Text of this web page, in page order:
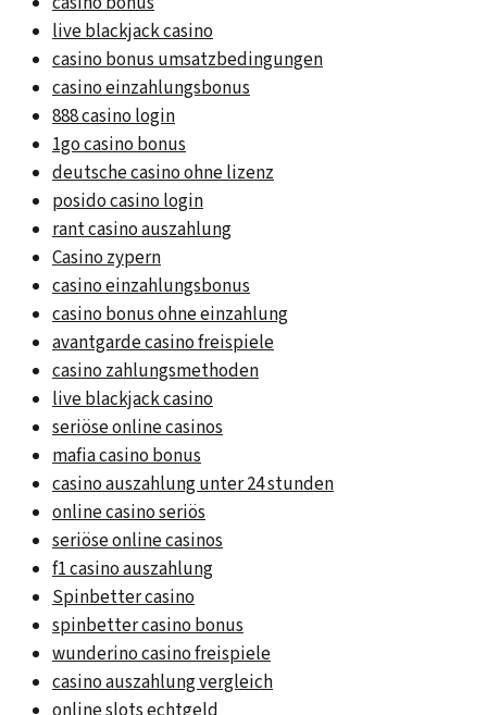
live blackjack casino
casino bonus umsatzbedingungen
casino einzahlungsbonus
888 casino login
1go casino bonus
deutsche casino ohne lizenz
posido casino login
rant casino auszahlung
Casino zypern
casino einzahlungsbonus
casino bonus ohne einzahlung
avantgarde casino freispiele
casino zahlungsmethoden
live blackjack casino
seriöse online casinos
mafia casino bonus
casino auszahlung unter 24 stunden
online casino seriös
seriöse online casinos
f1 casino auszahlung
Spinbetter casino
spinbetter casino bonus
wunderino casino freispiele
casino auszahlung vergleich